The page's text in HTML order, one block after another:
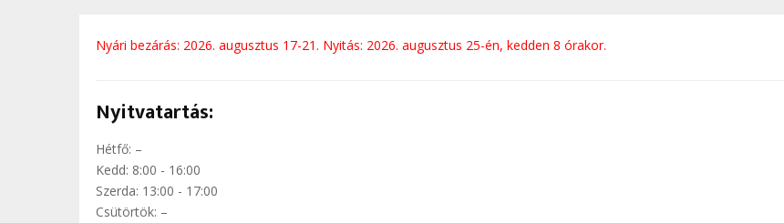
Nyári bezárás: 2026. augusztus 17-21. Nyitás: 2026. augusztus 25-én, kedden 8 órakor.
Nyitvatartás:
Hétfő: –
Kedd: 8:00 - 16:00
Szerda: 13:00 - 17:00
Csütörtök: –